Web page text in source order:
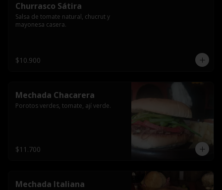
Churrasco Sátira
Salsa de tomate natural, chucrut y
mayonesa casera.
$10.900
Mechada Chacarera
Porotos verdes, tomate, ají verde.
$11.700
Mechada Italiana